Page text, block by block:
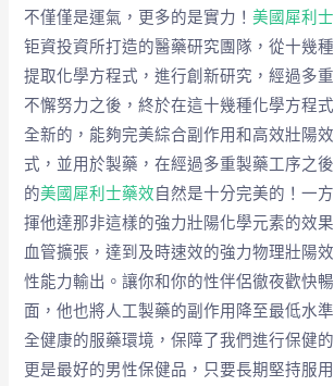
不僅僅是運氣，更多的是實力！美國犀利士
钜資投資所打造的醫藥研究團隊，從十幾
提取化學方程式，進行創新研究，經過多
不懈努力之後，終於在這十幾種化學方程
全新的，能夠完美綜合副作用和高效壯陽
式，並用於製藥，在經過多重製藥工序之
的美國犀利士藥效自然是十分完美的！一
揮他達那非這樣的強力壯陽化學元素的效
血管擴張，達到及時速效的強力物理壯陽
性能力輸出。讓你和你的性伴侶徹夜歡快
面，他也將人工製藥的副作用降至最低水
全健康的服藥環境，保障了我們進行保健
更是最好的男性保健品，只要長期堅持服用